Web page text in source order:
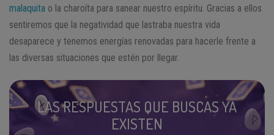
malaquita o la charoíta para sanear nuestro espíritu. Gracias a ellos
sentiremos que la negatividad que lastraba nuestra vida
desaparece y tenemos energías renovadas para hacerle frente a
las diversas situaciones que estén por llegar.
LAS RESPUESTAS QUE BUSCAS YA
EXISTEN